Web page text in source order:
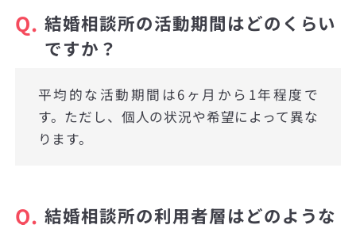
Q. 結婚相談所の活動期間はどのくらい
ですか？
平均的な活動期間は6ヶ月から1年程度で
す。ただし、個人の状況や希望によって異な
ります。
Q. 結婚相談所の利用者層はどのような